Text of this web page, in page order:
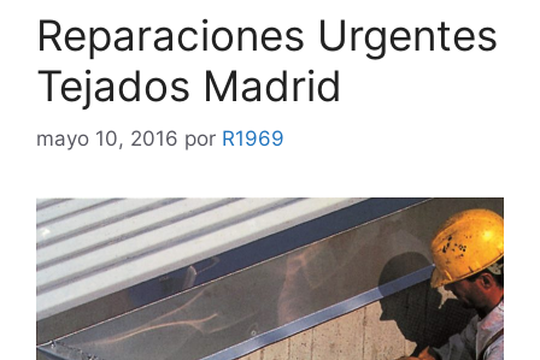
Reparaciones Urgentes
Tejados Madrid
mayo 10, 2016 por R1969